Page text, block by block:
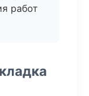
работ